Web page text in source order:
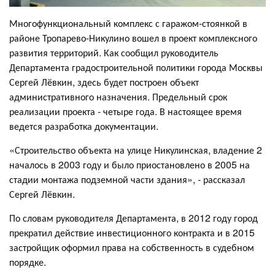
Многофункциональный комплекс с гаражом-стоянкой в
районе Тропарево-Никулино вошел в проект комплексного
развития территорий. Как сообщил руководитель
Департамента градостроительной политики города Москвы
Сергей Лёвкин, здесь будет построен объект
административного назначения. Предельный срок
реализации проекта - четыре года. В настоящее время
ведется разработка документации.
«Строительство объекта на улице Никулинская, владение 2
началось в 2003 году и было приостановлено в 2005 на
стадии монтажа подземной части здания», - рассказал
Сергей Лёвкин.
По словам руководителя Департамента, в 2012 году город
прекратил действие инвестиционного контракта и в 2015
застройщик оформил права на собственность в судебном
порядке.